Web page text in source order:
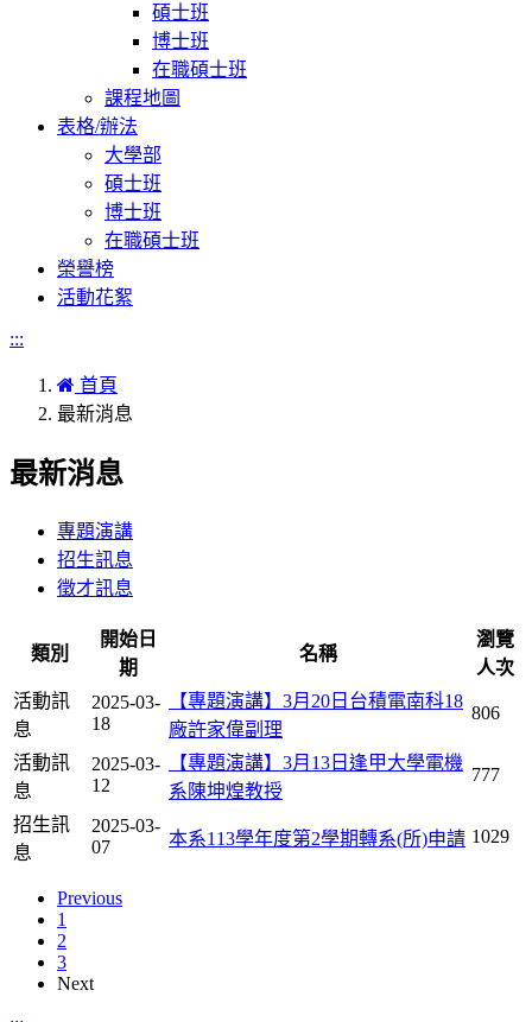
碩士班
博士班
在職碩士班
課程地圖
表格/辦法
大學部
碩士班
博士班
在職碩士班
榮譽榜
活動花絮
:::
首頁
最新消息
最新消息
專題演講
招生訊息
徵才訊息
類別
開始日
期
名稱
瀏覽
人次
活動訊
息
2025-03-
18
【專題演講】3月20日台積電南科18
廠許家偉副理
806
活動訊
息
2025-03-
12
【專題演講】3月13日逢甲大學電機
系陳坤煌教授
777
招生訊
息
2025-03-
07
本系113學年度第2學期轉系(所)申請 1029
Previous
1
2
3
Next